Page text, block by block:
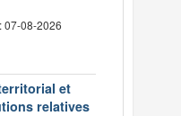
07-08-2026
et
relatives